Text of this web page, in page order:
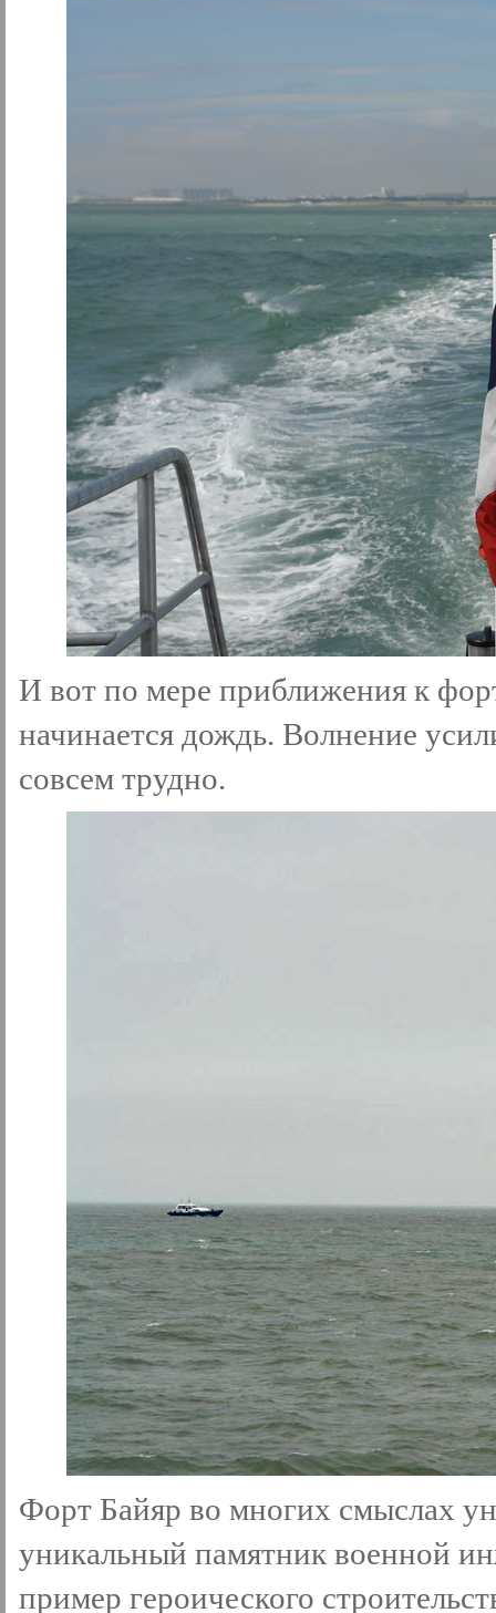
И вот по мере приближения к
начинается дождь. Волнение
совсем трудно.
Форт Байяр во многих смыслах
уникальный памятник военной
пример героического